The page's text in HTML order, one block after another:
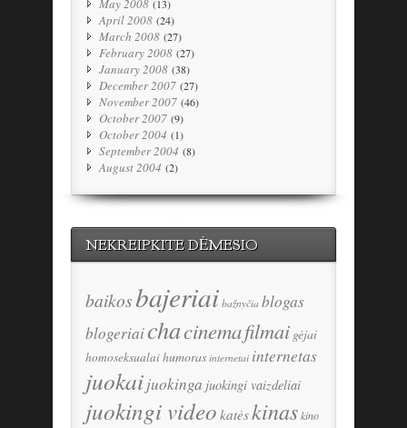
May 2008 (13)
April 2008 (24)
March 2008 (27)
February 2008 (27)
January 2008 (38)
December 2007 (27)
November 2007 (46)
October 2007 (9)
October 2004 (1)
September 2004 (8)
August 2004 (2)
NEKREIPKITE DĖMESIO
baikosbajeriai bažnyčia blogas
blogeriaichacinemafilmai gėjai
homoseksualaihumoras internetai internetas
juokaijuokinga juokingi vaizdeliai
juokingi video katėskinaskino